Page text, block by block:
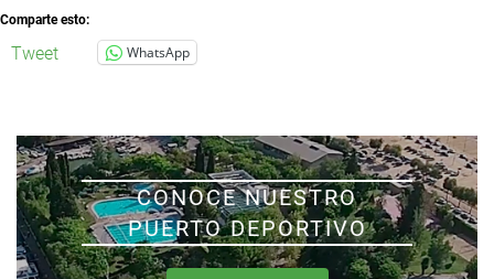
Comparte esto:
Tweet WhatsApp
CONOCE NUESTRO
PUERTO DEPORTIVO